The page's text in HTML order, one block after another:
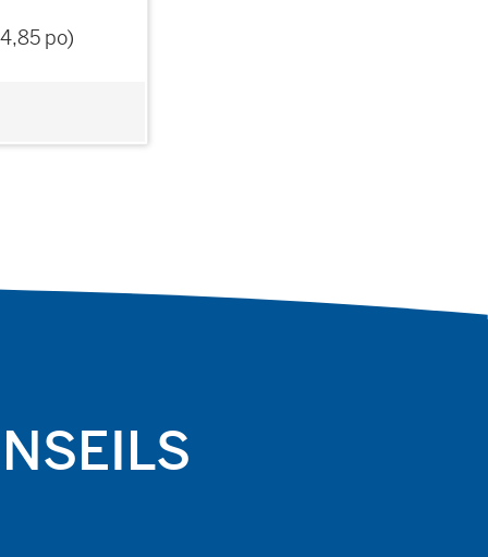
po)